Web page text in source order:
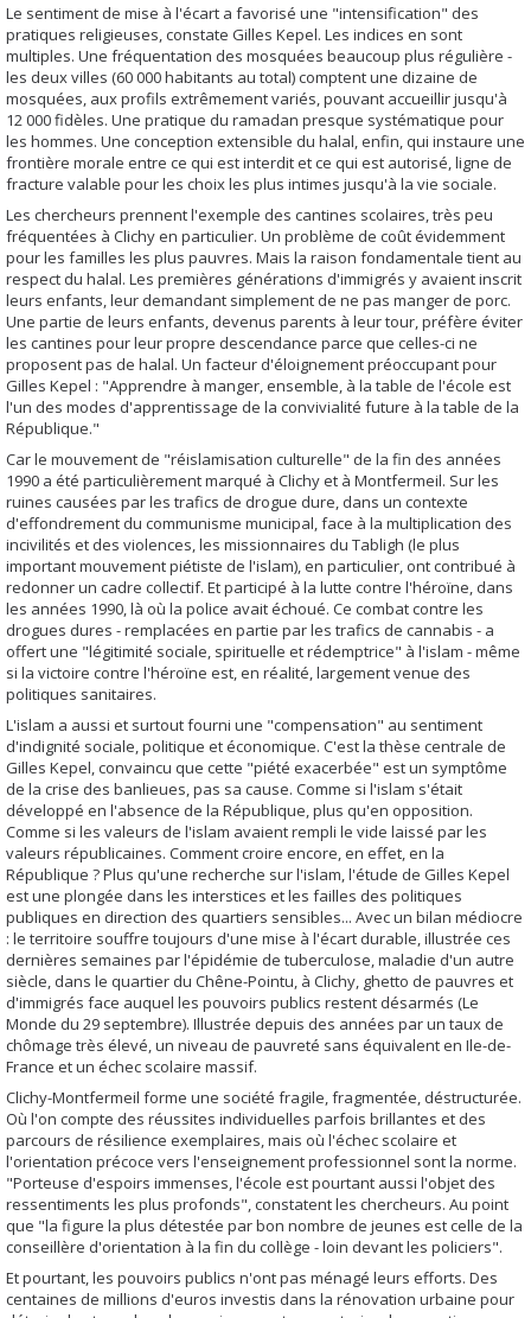
Le sentiment de mise à l'écart a favorisé une "intensification" des
pratiques religieuses, constate Gilles Kepel. Les indices en sont
multiples. Une fréquentation des mosquées beaucoup plus régulière -
les deux villes (60 000 habitants au total) comptent une dizaine de
mosquées, aux profils extrêmement variés, pouvant accueillir jusqu'à
12 000 fidèles. Une pratique du ramadan presque systématique pour
les hommes. Une conception extensible du halal, enfin, qui instaure une
frontière morale entre ce qui est interdit et ce qui est autorisé, ligne de
fracture valable pour les choix les plus intimes jusqu'à la vie sociale.
Les chercheurs prennent l'exemple des cantines scolaires, très peu
fréquentées à Clichy en particulier. Un problème de coût évidemment
pour les familles les plus pauvres. Mais la raison fondamentale tient au
respect du halal. Les premières générations d'immigrés y avaient inscrit
leurs enfants, leur demandant simplement de ne pas manger de porc.
Une partie de leurs enfants, devenus parents à leur tour, préfère éviter
les cantines pour leur propre descendance parce que celles-ci ne
proposent pas de halal. Un facteur d'éloignement préoccupant pour
Gilles Kepel : "Apprendre à manger, ensemble, à la table de l'école est
l'un des modes d'apprentissage de la convivialité future à la table de la
République."
Car le mouvement de "réislamisation culturelle" de la fin des années
1990 a été particulièrement marqué à Clichy et à Montfermeil. Sur les
ruines causées par les trafics de drogue dure, dans un contexte
d'effondrement du communisme municipal, face à la multiplication des
incivilités et des violences, les missionnaires du Tabligh (le plus
important mouvement piétiste de l'islam), en particulier, ont contribué à
redonner un cadre collectif. Et participé à la lutte contre l'héroïne, dans
les années 1990, là où la police avait échoué. Ce combat contre les
drogues dures - remplacées en partie par les trafics de cannabis - a
offert une "légitimité sociale, spirituelle et rédemptrice" à l'islam - même
si la victoire contre l'héroïne est, en réalité, largement venue des
politiques sanitaires.
L'islam a aussi et surtout fourni une "compensation" au sentiment
d'indignité sociale, politique et économique. C'est la thèse centrale de
Gilles Kepel, convaincu que cette "piété exacerbée" est un symptôme
de la crise des banlieues, pas sa cause. Comme si l'islam s'était
développé en l'absence de la République, plus qu'en opposition.
Comme si les valeurs de l'islam avaient rempli le vide laissé par les
valeurs républicaines. Comment croire encore, en effet, en la
République ? Plus qu'une recherche sur l'islam, l'étude de Gilles Kepel
est une plongée dans les interstices et les failles des politiques
publiques en direction des quartiers sensibles... Avec un bilan médiocre
: le territoire souffre toujours d'une mise à l'écart durable, illustrée ces
dernières semaines par l'épidémie de tuberculose, maladie d'un autre
siècle, dans le quartier du Chêne-Pointu, à Clichy, ghetto de pauvres et
d'immigrés face auquel les pouvoirs publics restent désarmés (Le
Monde du 29 septembre). Illustrée depuis des années par un taux de
chômage très élevé, un niveau de pauvreté sans équivalent en Ile-de-
France et un échec scolaire massif.
Clichy-Montfermeil forme une société fragile, fragmentée, déstructurée.
Où l'on compte des réussites individuelles parfois brillantes et des
parcours de résilience exemplaires, mais où l'échec scolaire et
l'orientation précoce vers l'enseignement professionnel sont la norme.
"Porteuse d'espoirs immenses, l'école est pourtant aussi l'objet des
ressentiments les plus profonds", constatent les chercheurs. Au point
que "la figure la plus détestée par bon nombre de jeunes est celle de la
conseillère d'orientation à la fin du collège - loin devant les policiers".
Et pourtant, les pouvoirs publics n'ont pas ménagé leurs efforts. Des
centaines de millions d'euros investis dans la rénovation urbaine pour